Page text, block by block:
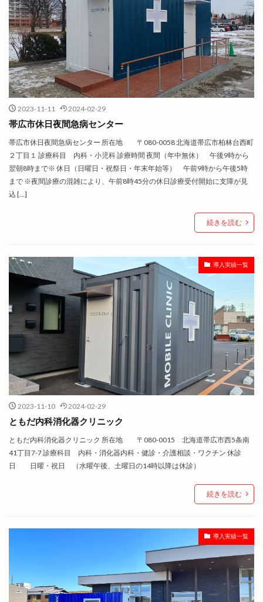
2023-11-11 2024-02-29
帯広市休日夜間急病センター
帯広市休日夜間急病センター 所在地 〒080-0058 北海道帯広市柏林台西町
２丁目１ 診療科目 内科・小児科 診療時間 夜間（年中無休） 午後9時から
翌朝8時まで※ 休日（日曜日・祝祭日・年末年始等） 午前9時から午後5時
まで ※夜間診療の混雑により、午前8時45分の休日診療受付開始に支障が見
込 […]
続きを読む
導入実績一覧
2023-11-10 2024-02-29
ともだ内科消化器クリニック
ともだ内科消化器クリニック 所在地 〒080-0015 北海道帯広市西5条南
41丁目7-7 診療科目 内科・消化器内科・健診・介護相談・ワクチン 休診
日 日曜・祝日 （水曜午後、土曜日の14時以降は休診）
続きを読む
導入実績一覧